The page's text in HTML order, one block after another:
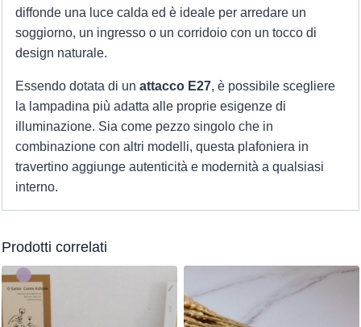
diffonde una luce calda ed è ideale per arredare un
soggiorno, un ingresso o un corridoio con un tocco di
design naturale.
Essendo dotata di un attacco E27, è possibile scegliere
la lampadina più adatta alle proprie esigenze di
illuminazione. Sia come pezzo singolo che in
combinazione con altri modelli, questa plafoniera in
travertino aggiunge autenticità e modernità a qualsiasi
interno.
Prodotti correlati